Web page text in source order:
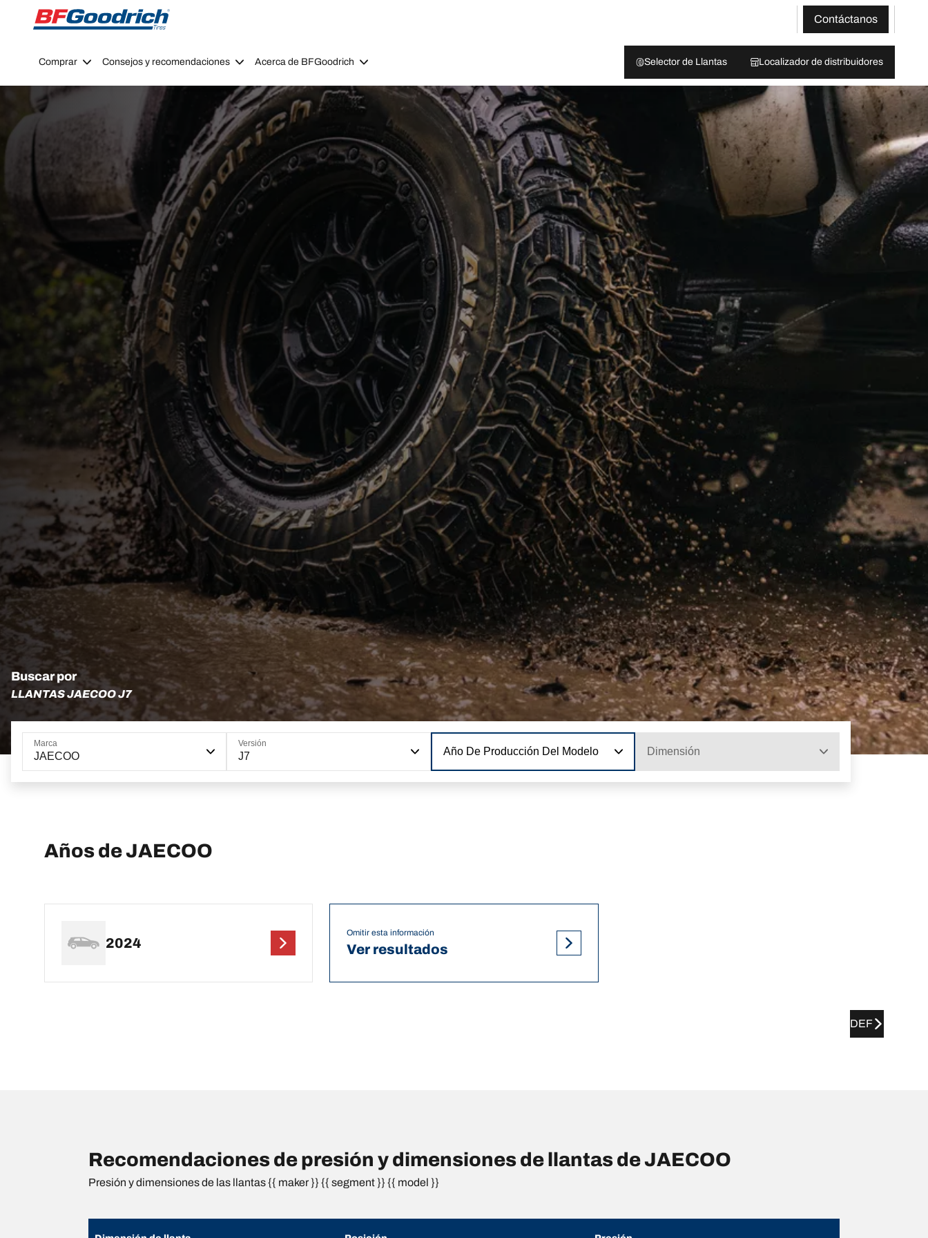
Go to page content
Go to page navigation
Contáctanos
Comprar Consejos y recomendaciones Acerca de BFGoodrich Selector de Llantas Localizador de distribuidores
Buscar por
LLANTAS JAECOO J7
Marca
JAECOO
Versión
J7 Año De Producción Del Modelo Dimensión
Años de JAECOO
2024
Omitir esta información
Ver resultados
DEF
Recomendaciones de presión y dimensiones de llantas de JAECOO
Presión y dimensiones de las llantas {{ maker }} {{ segment }} {{ model }}